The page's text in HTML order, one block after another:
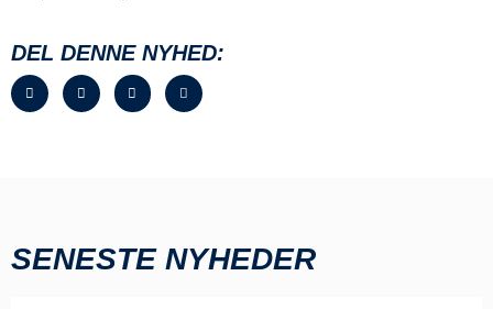
DEL DENNE NYHED:
SENESTE NYHEDER